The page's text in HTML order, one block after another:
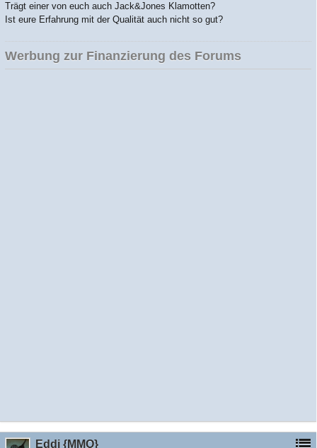
Trägt einer von euch auch Jack&Jones Klamotten?
Ist eure Erfahrung mit der Qualität auch nicht so gut?
Werbung zur Finanzierung des Forums
Eddi {MMO}